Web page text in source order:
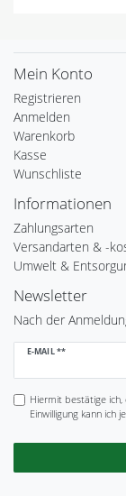
Mein Konto
Registrieren
Anmelden
Warenkorb
Kasse
Wunschliste
Informationen
Zahlungsarten
Versandarten & -
Umwelt &
Newsletter
Nach der
E-MAIL **
Newsletter
Hiermit bestätige ich,
Einwilligung kann ich